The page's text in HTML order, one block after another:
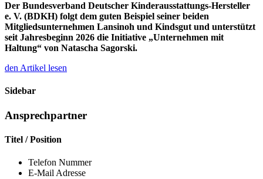
Der Bundesverband Deutscher Kinderausstattungs-Hersteller
e. V. (BDKH) folgt dem guten Beispiel seiner beiden
Mitgliedsunternehmen Lansinoh und Kindsgut und unterstützt
seit Jahresbeginn 2026 die Initiative „Unternehmen mit
Haltung“ von Natascha Sagorski.
den Artikel lesen
Sidebar
Ansprechpartner
Titel / Position
Telefon Nummer
E-Mail Adresse